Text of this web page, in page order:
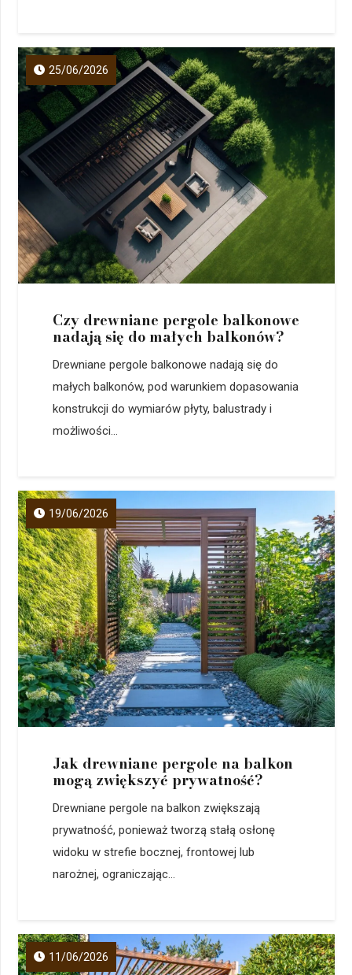
25/06/2026
Czy drewniane pergole balkonowe
nadają się do małych balkonów?
Drewniane pergole balkonowe nadają się do
małych balkonów, pod warunkiem dopasowania
konstrukcji do wymiarów płyty, balustrady i
możliwości...
19/06/2026
Jak drewniane pergole na balkon
mogą zwiększyć prywatność?
Drewniane pergole na balkon zwiększają
prywatność, ponieważ tworzą stałą osłonę
widoku w strefie bocznej, frontowej lub
narożnej, ograniczając...
11/06/2026